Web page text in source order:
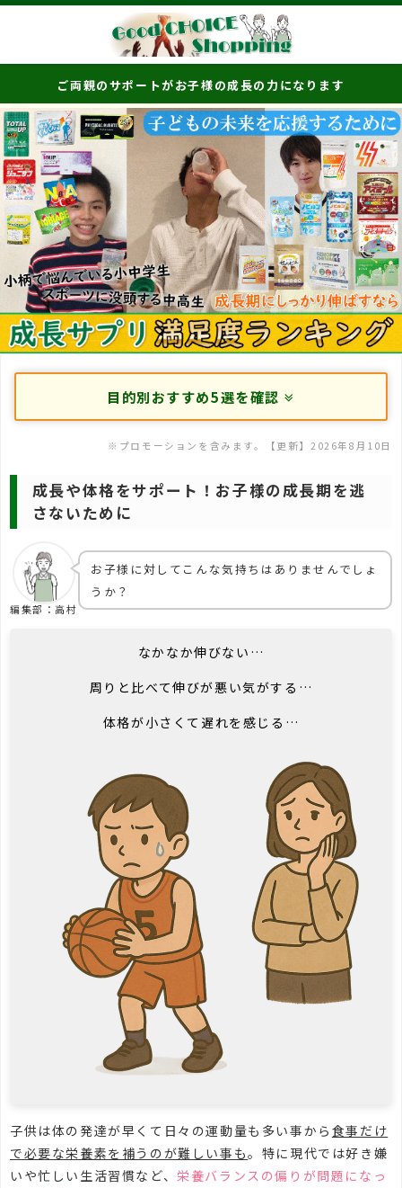
ご両親のサポートがお子様の成長の力になります
目的別おすすめ5選を確認
※プロモーションを含みます。【更新】 2026年8月10日
成長や体格をサポート！お子様の成長期を逃
さないために
編集部：高村
お子様に対してこんな気持ちはありませんでしょ
うか？
なかなか伸びない…
周りと比べて伸びが悪い気がする…
体格が小さくて遅れを感じる…
子供は体の発達が早くて日々の運動量も多い事から 食事だけ
で必要な栄養素を補うのが難しい事も。特に現代では好き嫌
いや忙しい生活習慣など、栄養バランスの偏りが問題になっ